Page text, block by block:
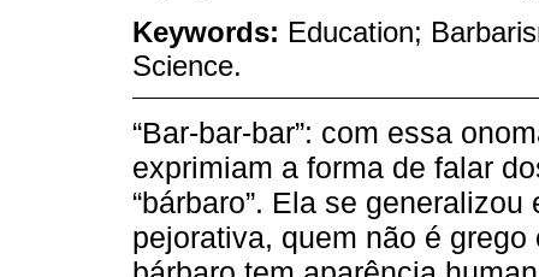
Keywords: Education;
Science.
“Bar-bar-bar”: com essa
exprimiam a forma de falar
“bárbaro”. Ela se
pejorativa, quem não é